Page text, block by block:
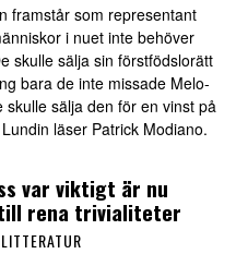
framstår som representant
i nuet inte behöver
skulle sälja sin förstfödslo­rätt
bara de inte missade Melo­
skulle sälja den för en vinst på
läser Patrick Modiano.
var viktigt är nu
rena trivialiteter
LITTERATUR